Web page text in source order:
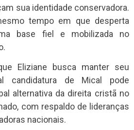
sua identidade conservadora.
tempo em que desperta
base fiel e mobilizada no
Eliziane busca manter seu
candidatura de Mical pode
alternativa da direita cristã no
com respaldo de lideranças
nacionais.